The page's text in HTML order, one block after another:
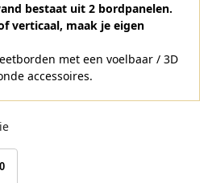
bestaat uit 2 bordpanelen.
verticaal, maak je eigen
met een voelbaar / 3D
accessoires.